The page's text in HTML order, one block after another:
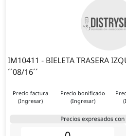
IM10411 - BIELETA TRASERA
´´08/16´´
Precio factura
(Ingresar)
Precio bonificado
(Ingresar)
Precios expresados